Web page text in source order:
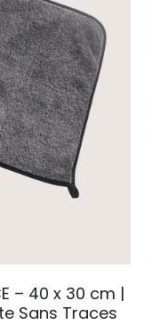
– 40 x 30 cm |
Sans Traces